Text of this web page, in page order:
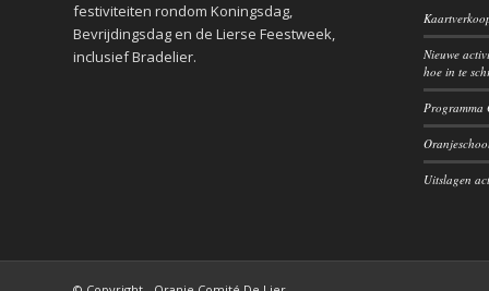
festiviteiten rondom Koningsdag,
Bevrijdingsdag en de Lierse Feestweek,
inclusief Bradelier.
Nieuwe
hoe in te
Programma
Uitslagen